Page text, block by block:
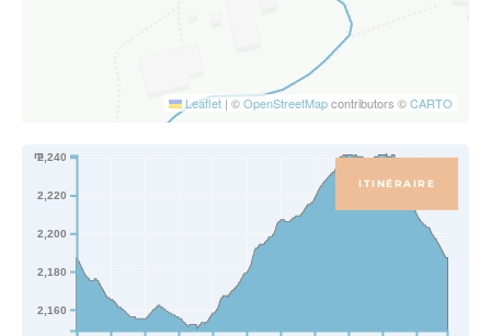
Leaflet|©OpenStreetMapcontributors ©CARTO
2,160
2,180
2,200
2,220
2,240
m
ITINÉRAIRE